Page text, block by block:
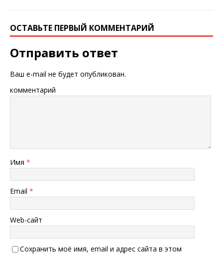
ОСТАВЬТЕ ПЕРВЫЙ КОММЕНТАРИЙ
Отправить ответ
Ваш e-mail не будет опубликован.
комментарий
Имя *
Email *
Web-сайт
Сохранить моё имя, email и адрес сайта в этом